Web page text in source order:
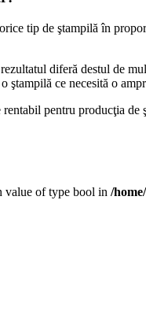
tip de ştampilă în
diferă destul de
ce necesită o
rentabil pentru producţia
value of type bool in /